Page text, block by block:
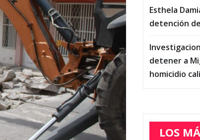
Esthela
detención
detener a
homicidio
LOS